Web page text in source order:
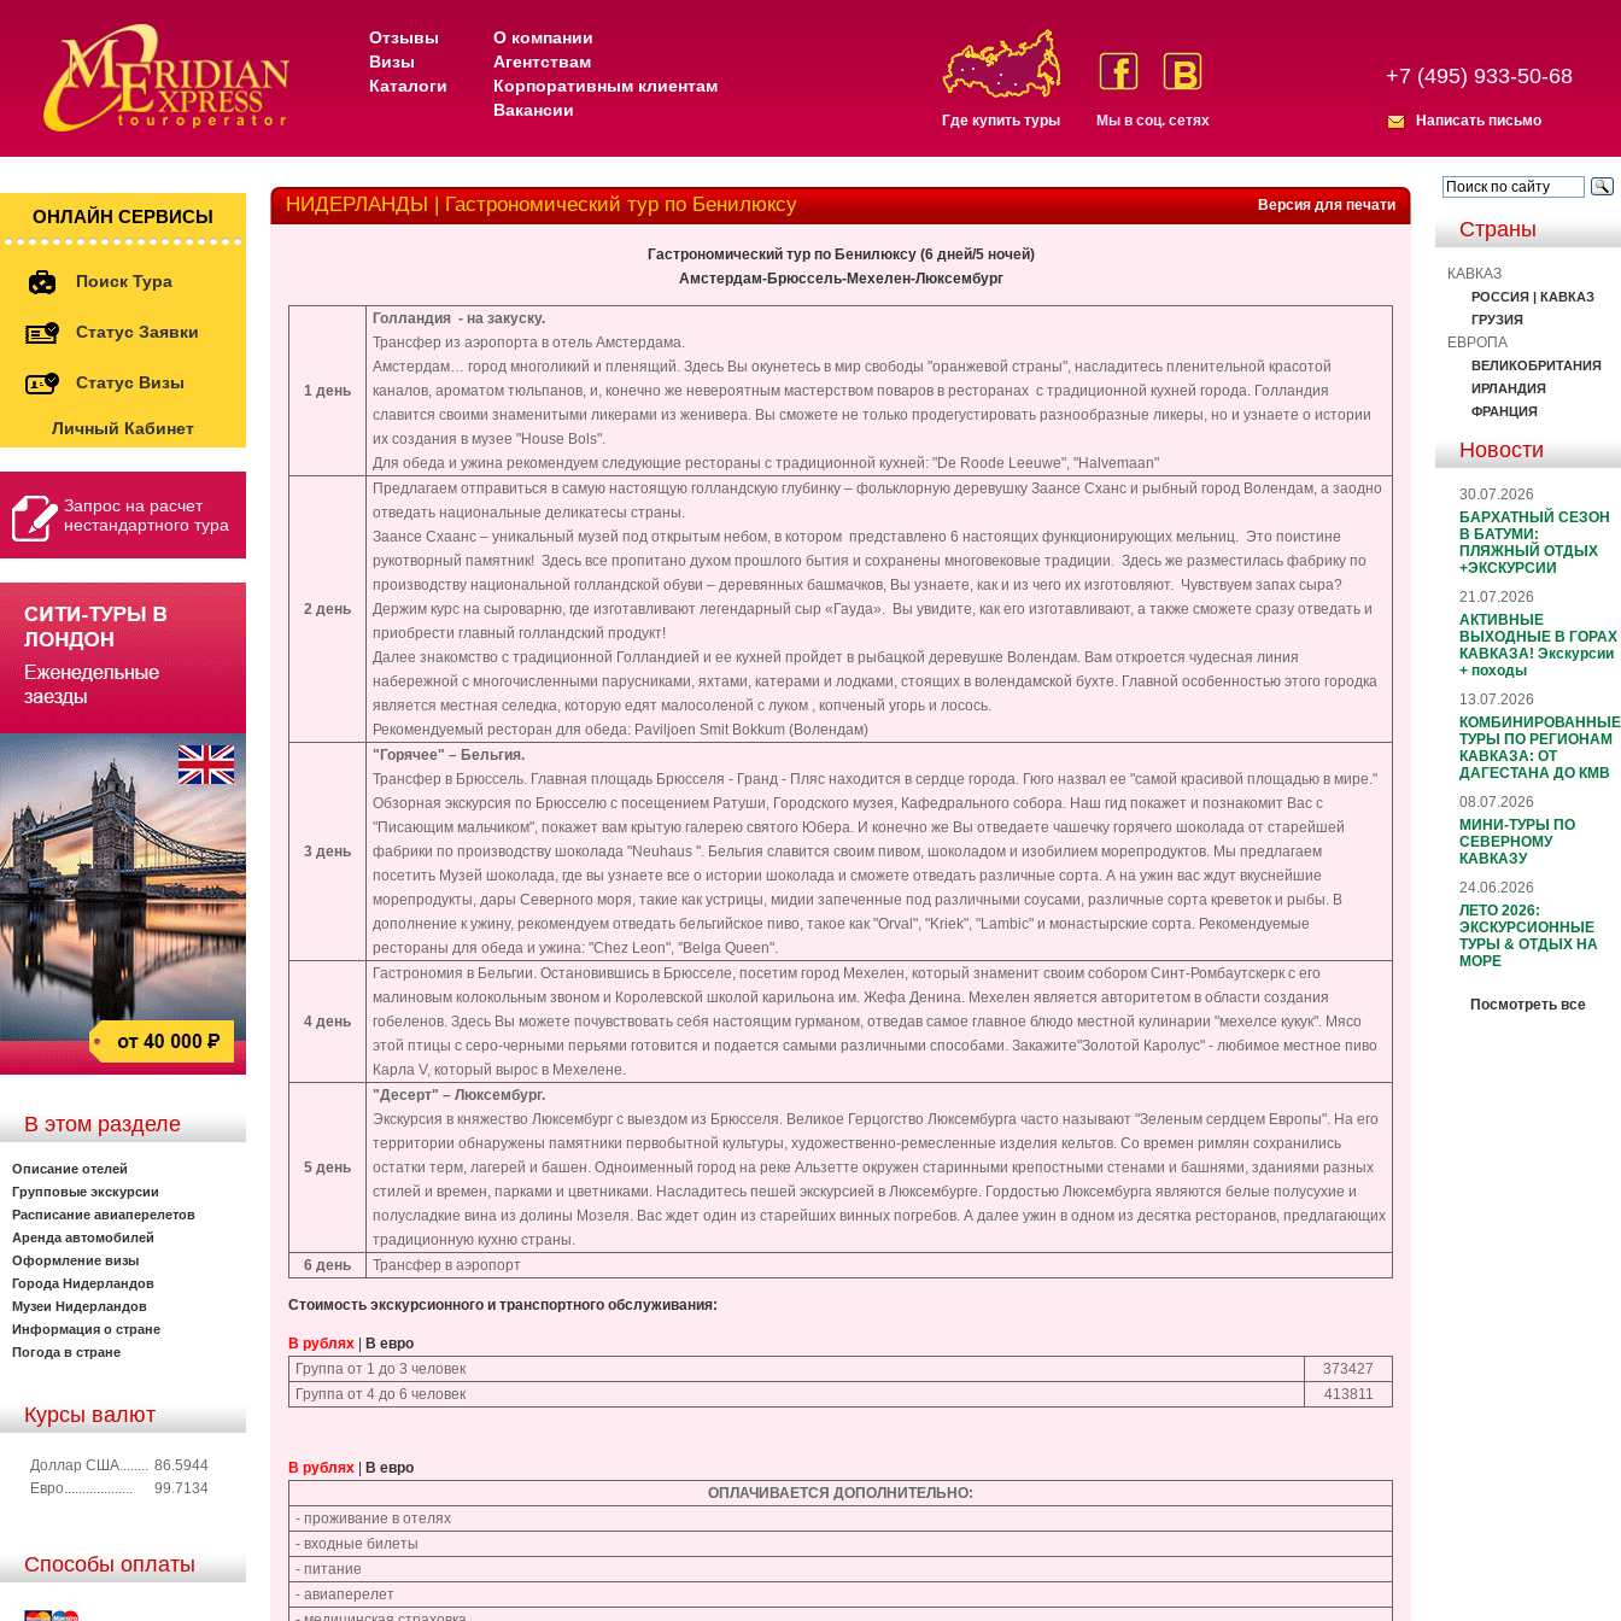
Отзывы
Визы
Каталоги
О компании
Агентствам
Корпоративным клиентам
Вакансии
Где купить туры Мы в соц. сетях
+7 (495) 933-50-68
Написать письмо
ОНЛАЙН СЕРВИСЫ
Поиск Тура
Статус Заявки
Статус Визы
Личный Кабинет
Запрос на расчет
нестандартного тура
В этом разделе
Описание отелей
Групповые экскурсии
Расписание авиаперелетов
Аренда автомобилей
Оформление визы
Города Нидерландов
Музеи Нидерландов
Информация о стране
Погода в стране
Курсы валют
Доллар США........ 86.5944
Евро...................
99.7134
Способы оплаты
Версия для печати
НИДЕРЛАНДЫ | Гастрономический тур по Бенилюксу
Гастрономический тур по Бенилюксу (6 дней/5 ночей)
Амстердам-Брюссель-Мехелен-Люксембург
1 день
Голландия - на закуску.
Трансфер из аэропорта в отель Амстердама.
Амстердам… город многоликий и пленящий. Здесь Вы окунетесь в мир свободы "оранжевой страны", насладитесь пленительной красотой
каналов, ароматом тюльпанов, и, конечно же невероятным мастерством поваров в ресторанах с традиционной кухней города. Голландия
славится своими знаменитыми ликерами из женивера. Вы сможете не только продегустировать разнообразные ликеры, но и узнаете о истории
их создания в музее "House Bols".
Для обеда и ужина рекомендуем следующие рестораны с традиционной кухней: "De Roode Leeuwe", "Halvemaan"
2 день
Предлагаем отправиться в самую настоящую голландскую глубинку – фольклорную деревушку Заансе Сханс и рыбный город Волендам, а заодно
отведать национальные деликатесы страны.
Заансе Схаанс – уникальный музей под открытым небом, в котором представлено 6 настоящих функционирующих мельниц. Это поистине
рукотворный памятник! Здесь все пропитано духом прошлого бытия и сохранены многовековые традиции. Здесь же разместилась фабрику по
производству национальной голландской обуви – деревянных башмачков, Вы узнаете, как и из чего их изготовляют. Чувствуем запах сыра?
Держим курс на сыроварню, где изготавливают легендарный сыр «Гауда». Вы увидите, как его изготавливают, а также сможете сразу отведать и
приобрести главный голландский продукт!
Далее знакомство с традиционной Голландией и ее кухней пройдет в рыбацкой деревушке Волендам. Вам откроется чудесная линия
набережной с многочисленными парусниками, яхтами, катерами и лодками, стоящих в волендамской бухте. Главной особенностью этого городка
является местная селедка, которую едят малосоленой с луком , копченый угорь и лосось.
Рекомендуемый ресторан для обеда: Paviljoen Smit Bokkum (Волендам)
3 день
"Горячее" – Бельгия.
Трансфер в Брюссель. Главная площадь Брюсселя - Гранд - Пляс находится в сердце города. Гюго назвал ее "самой красивой площадью в мире."
Обзорная экскурсия по Брюсселю с посещением Ратуши, Городского музея, Кафедрального собора. Наш гид покажет и познакомит Вас с
"Писающим мальчиком", покажет вам крытую галерею святого Юбера. И конечно же Вы отведаете чашечку горячего шоколада от старейшей
фабрики по производству шоколада "Neuhaus ". Бельгия славится своим пивом, шоколадом и изобилием морепродуктов. Мы предлагаем
посетить Музей шоколада, где вы узнаете все о истории шоколада и сможете отведать различные сорта. А на ужин вас ждут вкуснейшие
морепродукты, дары Северного моря, такие как устрицы, мидии запеченные под различными соусами, различные сорта креветок и рыбы. В
дополнение к ужину, рекомендуем отведать бельгийское пиво, такое как "Orval", "Kriek", "Lambic" и монастырские сорта. Рекомендуемые
рестораны для обеда и ужина: "Chez Leon", ''Belga Queen".
4 день
Гастрономия в Бельгии. Остановившись в Брюсселе, посетим город Мехелен, который знаменит своим собором Синт-Ромбаутскерк с его
малиновым колокольным звоном и Королевской школой карильона им. Жефа Денина. Мехелен является авторитетом в области создания
гобеленов. Здесь Вы можете почувствовать себя настоящим гурманом, отведав самое главное блюдо местной кулинарии "мехелсе кукук". Мясо
этой птицы с серо-черными перьями готовится и подается самыми различными способами. Закажите"Золотой Каролус" - любимое местное пиво
Карла V, который вырос в Мехелене.
5 день
"Десерт" – Люксембург.
Экскурсия в княжество Люксембург с выездом из Брюсселя. Великое Герцогство Люксембурга часто называют "Зеленым сердцем Европы". На его
территории обнаружены памятники первобытной культуры, художественно-ремесленные изделия кельтов. Со времен римлян сохранились
остатки терм, лагерей и башен. Одноименный город на реке Альзетте окружен старинными крепостными стенами и башнями, зданиями разных
стилей и времен, парками и цветниками. Насладитесь пешей экскурсией в Люксембурге. Гордостью Люксембурга являются белые полусухие и
полусладкие вина из долины Мозеля. Вас ждет один из старейших винных погребов. А далее ужин в одном из десятка ресторанов, предлагающих
традиционную кухню страны.
6 день
Трансфер в аэропорт
Стоимость экскурсионного и транспортного обслуживания:
В рублях
В евро
Группа от 1 до 3 человек
373427
Группа от 4 до 6 человек
413811
В рублях
В евро
ОПЛАЧИВАЕТСЯ ДОПОЛНИТЕЛЬНО:
- проживание в отелях
- входные билеты
- питание
- авиаперелет
Страны
КАВКАЗ
РОССИЯ | КАВКАЗ
ГРУЗИЯ
ЕВРОПА
ВЕЛИКОБРИТАНИЯ
ИРЛАНДИЯ
ФРАНЦИЯ
Новости
30.07.2026
БАРХАТНЫЙ СЕЗОН
В БАТУМИ:
ПЛЯЖНЫЙ ОТДЫХ
+ЭКСКУРСИИ
21.07.2026
АКТИВНЫЕ
ВЫХОДНЫЕ В ГОРАХ
КАВКАЗА! Экскурсии
+ походы
13.07.2026
КОМБИНИРОВАННЫЕ
ТУРЫ ПО РЕГИОНАМ
КАВКАЗА: ОТ
ДАГЕСТАНА ДО КМВ
08.07.2026
МИНИ-ТУРЫ ПО
СЕВЕРНОМУ
КАВКАЗУ
24.06.2026
ЛЕТО 2026:
ЭКСКУРСИОННЫЕ
ТУРЫ & ОТДЫХ НА
МОРЕ
Посмотреть все